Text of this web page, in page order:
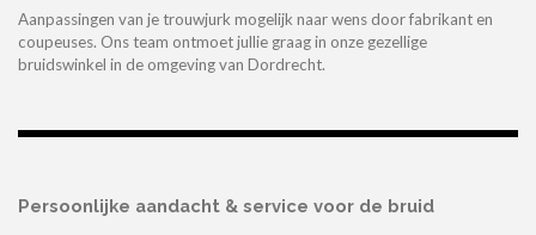
Aanpassingen van je trouwjurk mogelijk naar wens door fabrikant en
coupeuses. Ons team ontmoet jullie graag in onze gezellige
bruidswinkel in de omgeving van Dordrecht.
Persoonlijke aandacht & service voor de bruid